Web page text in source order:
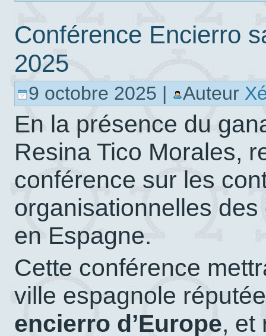
Conférence Encierro
2025
9 octobre 2025 | Auteur
En la présence du
Resina Tico Morales,
conférence sur les
organisationnelles
en Espagne.
Cette conférence
ville espagnole
encierro d’Europe, et